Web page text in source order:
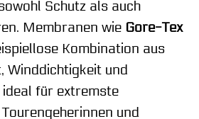
Schutz als auch
Membranen wie Gore-Tex
Kombination aus
Winddichtigkeit und
für extremste
und